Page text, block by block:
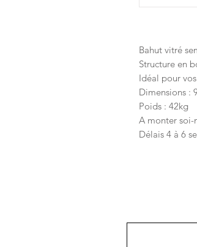
Bahut vitré
Structure en
Idéal pour
Dimensions :
Poids : 42kg
A monter soi-
Délais 4 à 6